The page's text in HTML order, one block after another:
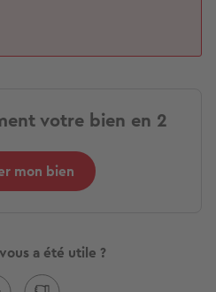
votre bien en 2
mon bien
a été utile ?